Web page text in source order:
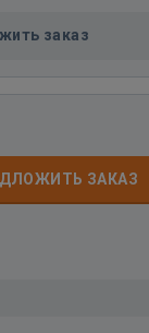
заказ
ЗАКАЗ